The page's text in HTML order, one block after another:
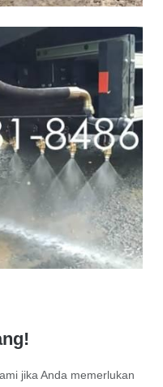
jika Anda memerlukan